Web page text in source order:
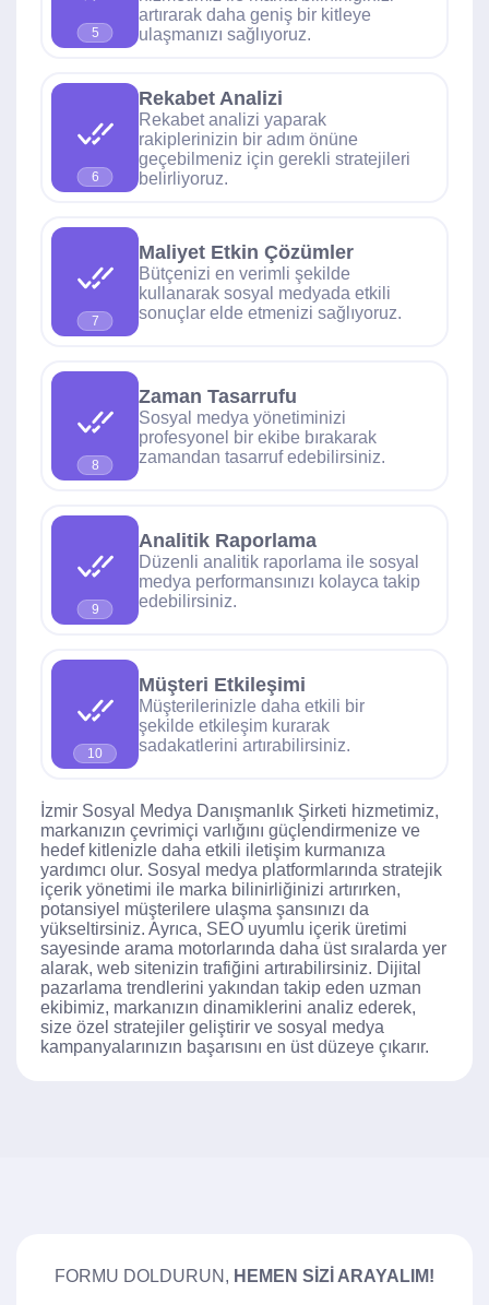
5
artırarak daha geniş bir kitleye
ulaşmanızı sağlıyoruz.
6
Rekabet Analizi
Rekabet analizi yaparak
rakiplerinizin bir adım önüne
geçebilmeniz için gerekli stratejileri
belirliyoruz.
7
Maliyet Etkin Çözümler
Bütçenizi en verimli şekilde
kullanarak sosyal medyada etkili
sonuçlar elde etmenizi sağlıyoruz.
8
Zaman Tasarrufu
Sosyal medya yönetiminizi
profesyonel bir ekibe bırakarak
zamandan tasarruf edebilirsiniz.
9
Analitik Raporlama
Düzenli analitik raporlama ile sosyal
medya performansınızı kolayca takip
edebilirsiniz.
10
Müşteri Etkileşimi
Müşterilerinizle daha etkili bir
şekilde etkileşim kurarak
sadakatlerini artırabilirsiniz.
İzmir Sosyal Medya Danışmanlık Şirketi hizmetimiz,
markanızın çevrimiçi varlığını güçlendirmenize ve
hedef kitlenizle daha etkili iletişim kurmanıza
yardımcı olur. Sosyal medya platformlarında stratejik
içerik yönetimi ile marka bilinirliğinizi artırırken,
potansiyel müşterilere ulaşma şansınızı da
yükseltirsiniz. Ayrıca, SEO uyumlu içerik üretimi
sayesinde arama motorlarında daha üst sıralarda yer
alarak, web sitenizin trafiğini artırabilirsiniz. Dijital
pazarlama trendlerini yakından takip eden uzman
ekibimiz, markanızın dinamiklerini analiz ederek,
size özel stratejiler geliştirir ve sosyal medya
kampanyalarınızın başarısını en üst düzeye çıkarır.
FORMU DOLDURUN, HEMEN SIZI ARAYALIM!